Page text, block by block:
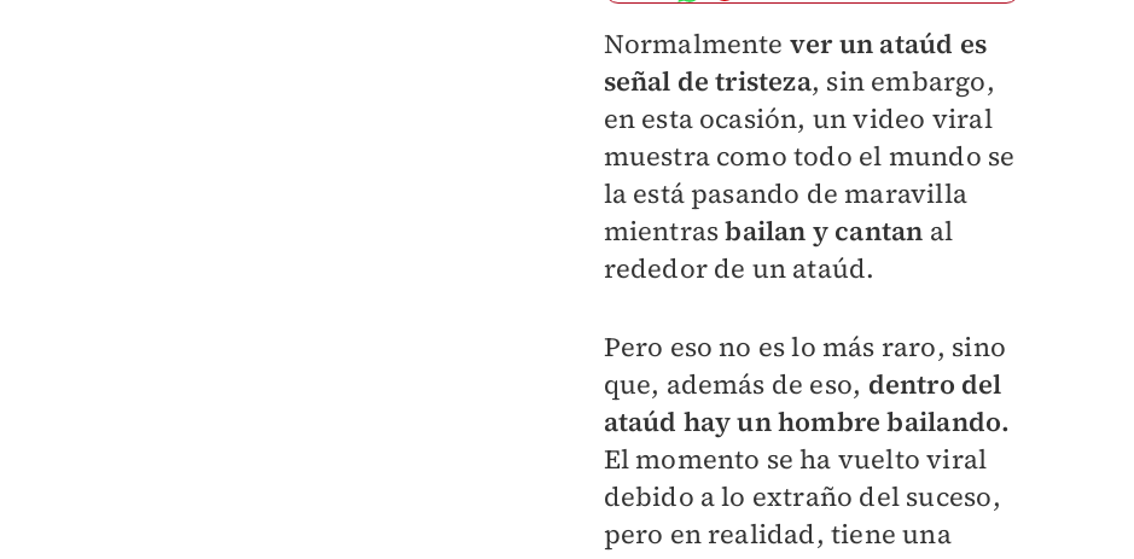
Normalmente ver un ataúd es
señal de tristeza, sin embargo,
en esta ocasión, un video viral
muestra como todo el mundo se
la está pasando de maravilla
mientrasbailan y cantan al
rededor de un ataúd.
Pero eso no es lo más raro, sino
que, además de eso, dentro del
ataúd hay un hombre bailando.
El momento se ha vuelto viral
debido a lo extraño del suceso,
pero en realidad, tiene una